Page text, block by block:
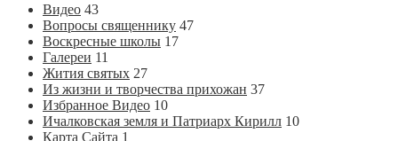
Видео 43
Вопросы священнику 47
Воскресные школы 17
Галереи 11
Жития святых 27
Из жизни и творчества прихожан 37
Избранное Видео 10
Ичалковская земля и Патриарх Кирилл 10
Карта Сайта 1